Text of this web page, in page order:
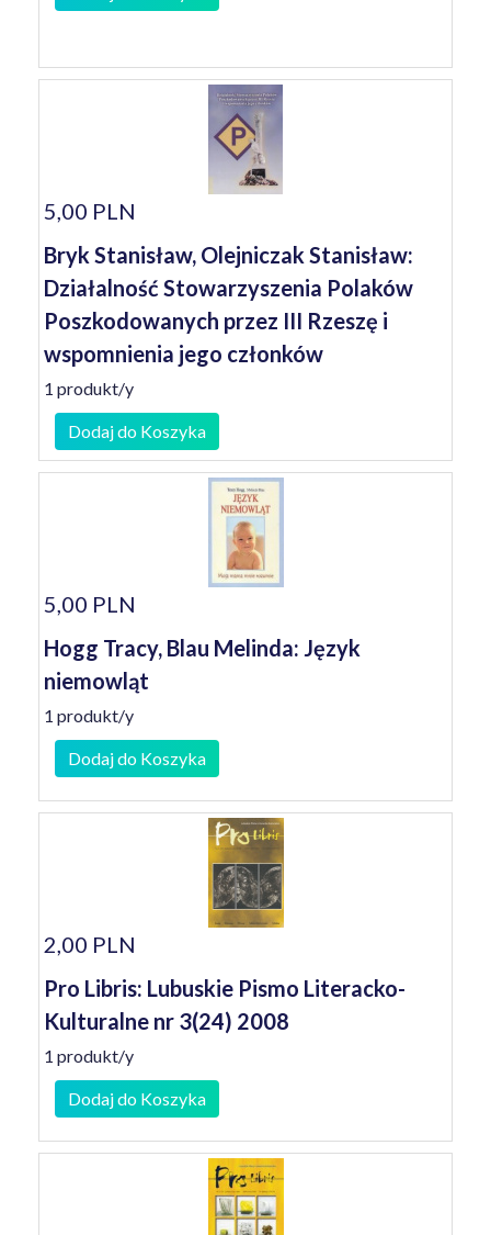
5,00 PLN
Bryk Stanisław, Olejniczak Stanisław:
Działalność Stowarzyszenia Polaków
Poszkodowanych przez III Rzeszę i
wspomnienia jego członków
1 produkt/y
Dodaj do Koszyka
5,00 PLN
Hogg Tracy, Blau Melinda: Język
niemowląt
1 produkt/y
Dodaj do Koszyka
2,00 PLN
Pro Libris: Lubuskie Pismo Literacko-
Kulturalne nr 3(24) 2008
1 produkt/y
Dodaj do Koszyka